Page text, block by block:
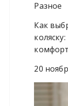
Разное
Как
20